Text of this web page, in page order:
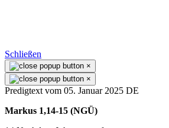
Schließen
×
×
Predigtext vom 05. Januar 2025 DE
Markus 1,14-15 (NGÜ)